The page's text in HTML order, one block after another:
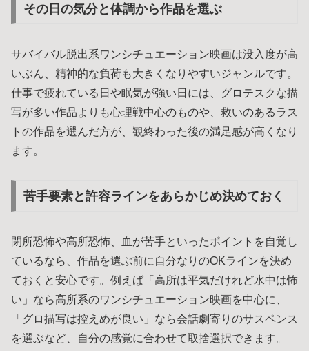
その日の気分と体調から作品を選ぶ
サバイバル脱出系ワンシチュエーション映画は没入度が高
いぶん、精神的な負荷も大きくなりやすいジャンルです。
仕事で疲れている日や眠気が強い日には、グロテスクな描
写が多い作品よりも心理戦中心のものや、救いのあるラス
トの作品を選んだ方が、観終わった後の満足感が高くなり
ます。
苦手要素と許容ラインをあらかじめ決めておく
閉所恐怖や高所恐怖、血が苦手といったポイントを自覚し
ているなら、作品を選ぶ前に自分なりのOKラインを決め
ておくと安心です。例えば「高所は平気だけれど水中は怖
い」なら高所系のワンシチュエーション映画を中心に、
「グロ描写は控えめが良い」なら会話劇寄りのサスペンス
を選ぶなど、自分の感覚に合わせて取捨選択できます。